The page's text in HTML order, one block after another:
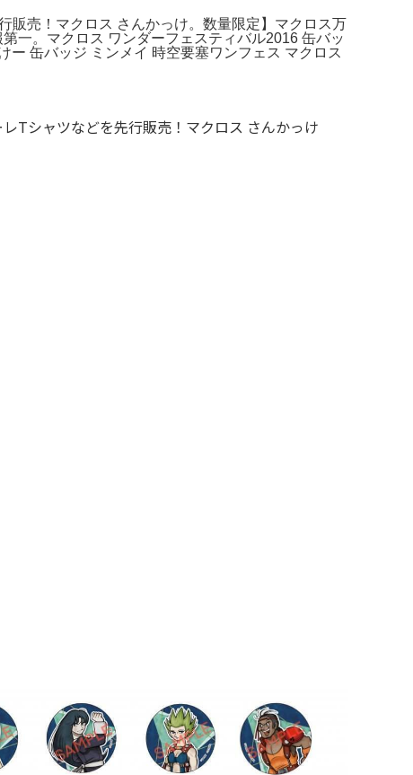
販売！マクロス さんかっけ。数量限定】マクロス万
一。マクロス ワンダーフェスティバル2016 缶バッ
缶バッジ ミンメイ 時空要塞ワンフェス マクロス